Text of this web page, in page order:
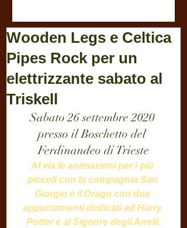
Wooden Legs e Celtica
Pipes Rock per un
elettrizzante sabato al
Triskell
Sabato 26 settembre 2020
presso il Boschetto del
Ferdinandeo di Trieste
Al via le animazioni per i più
piccoli con la compagnia San
Giorgio e il Drago con due
appuntamenti dedicati ad Harry
Potter e al Signore degli Anelli.